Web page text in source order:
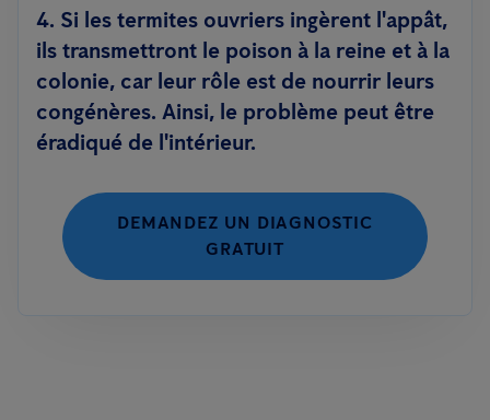
4. Si les termites ouvriers ingèrent l'appât,
ils transmettront le poison à la reine et à la
colonie, car leur rôle est de nourrir leurs
congénères. Ainsi, le problème peut être
éradiqué de l'intérieur.
DEMANDEZ UN DIAGNOSTIC
GRATUIT